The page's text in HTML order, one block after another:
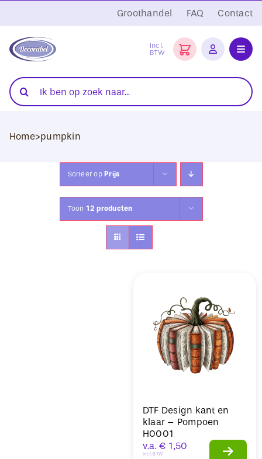
naar
inhoud
Groothandel FAQ Contact
Incl.
BTW
Folies
Transferpersen
Blanco Textiel
Zoeken
naar:
Home>pumpkin
Sorteer op Prijs
Toon 12 producten
DTF Design kant en
klaar – Pompoen
H0001
v.a. € 1,50
Incl. BTW